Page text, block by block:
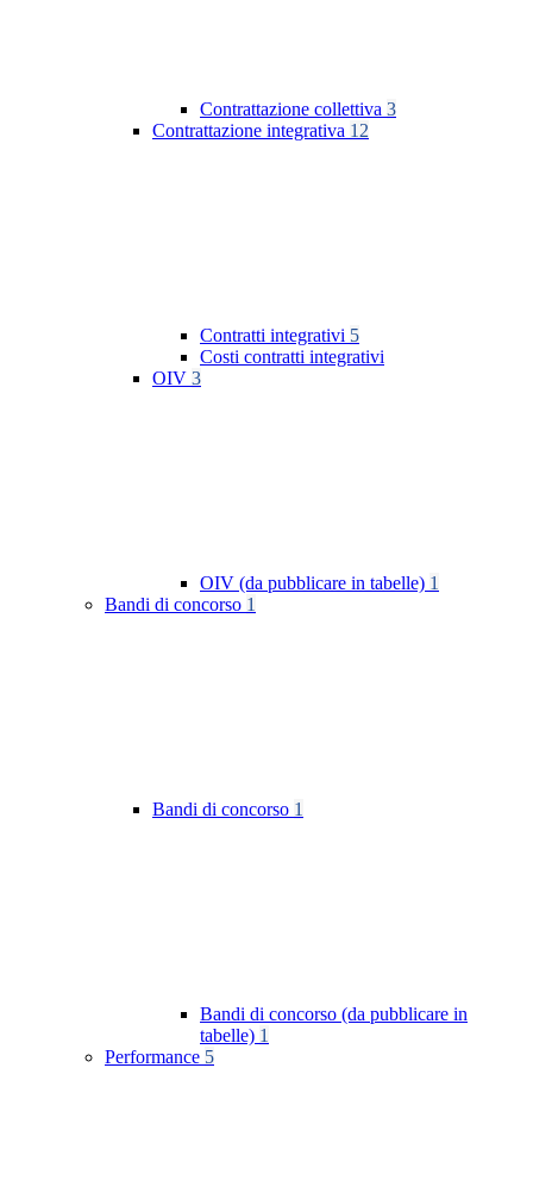
Contrattazione collettiva 3
Contrattazione integrativa 12
Contratti integrativi 5
Costi contratti integrativi
OIV 3
OIV (da pubblicare in tabelle) 1
Bandi di concorso 1
Bandi di concorso 1
Bandi di concorso (da pubblicare in
tabelle) 1
Performance 5